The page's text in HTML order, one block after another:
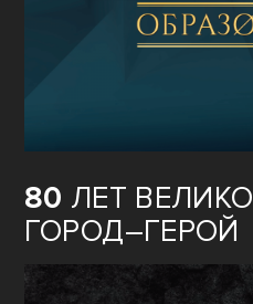
80 ЛЕТ
ГОРОД–ГЕРОЙ